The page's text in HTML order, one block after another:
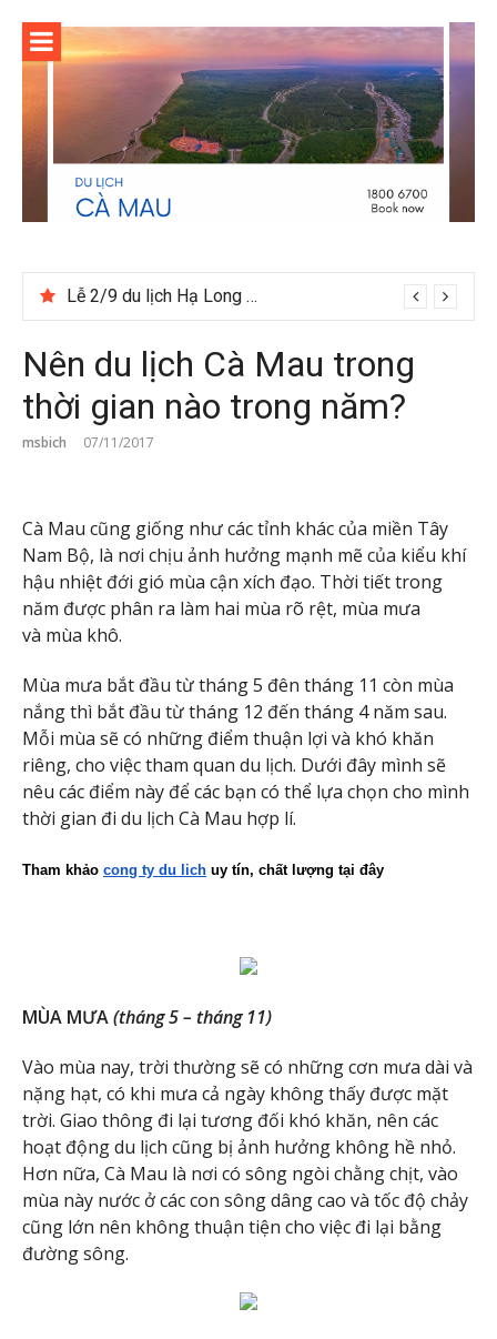
content
Lễ 2/9 du lịch Hạ Long nên đia tour hay tự túc
Nên du lịch Cà Mau trong
thời gian nào trong năm?
msbich 07/11/2017
Cà Mau cũng giống như các tỉnh khác của miền Tây
Nam Bộ, là nơi chịu ảnh hưởng mạnh mẽ của kiểu khí
hậu nhiệt đới gió mùa cận xích đạo. Thời tiết trong
năm được phân ra làm hai mùa rõ rệt, mùa mưa
và mùa khô.
Mùa mưa bắt đầu từ tháng 5 đên tháng 11 còn mùa
nắng thì bắt đầu từ tháng 12 đến tháng 4 năm sau.
Mỗi mùa sẽ có những điểm thuận lợi và khó khăn
riêng, cho việc tham quan du lịch. Dưới đây mình sẽ
nêu các điểm này để các bạn có thể lựa chọn cho mình
thời gian đi du lịch Cà Mau hợp lí.
Tham khảo cong ty du lich uy tín, chất lượng tại đây
MÙA MƯA(tháng 5 – tháng 11)
Vào mùa nay, trời thường sẽ có những cơn mưa dài và
nặng hạt, có khi mưa cả ngày không thấy được mặt
trời. Giao thông đi lại tương đối khó khăn, nên các
hoạt động du lịch cũng bị ảnh hưởng không hề nhỏ.
Hơn nữa, Cà Mau là nơi có sông ngòi chằng chịt, vào
mùa này nước ở các con sông dâng cao và tốc độ chảy
cũng lớn nên không thuận tiện cho việc đi lại bằng
đường sông.